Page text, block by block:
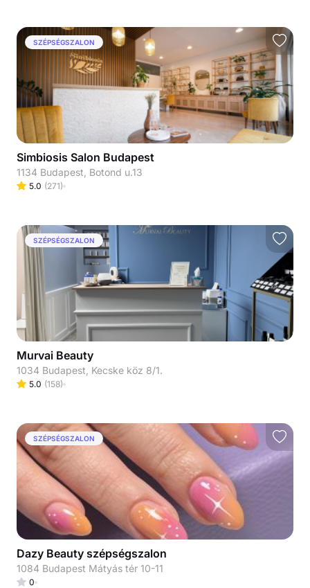
SZÉPSÉGSZALON
Simbiosis Salon Budapest
1134 Budapest, Botond u.13
5.0 (271)
SZÉPSÉGSZALON
Murvai Beauty
1034 Budapest, Kecske köz 8/1.
5.0 (158)
SZÉPSÉGSZALON
Dazy Beauty szépségszalon
1084 Budapest Mátyás tér 10-11
0